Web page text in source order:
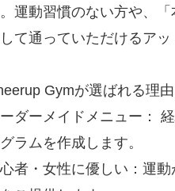
運動習慣のない方や、
て通っていただけるアッ
Gymが選ばれる理由
ダーメイドメニュー：
ラムを作成します。
者・女性に優しい：運